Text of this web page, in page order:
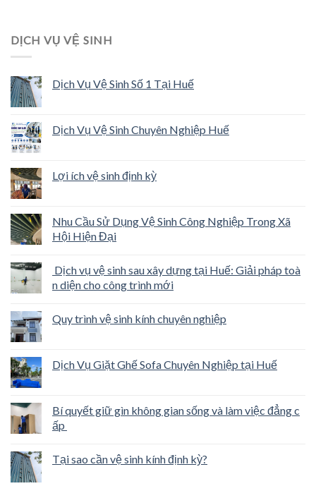
DỊCH VỤ VỆ SINH
Dịch Vụ Vệ Sinh Số 1 Tại Huế
Dịch Vụ Vệ Sinh Chuyên Nghiệp Huế
Lợi ích vệ sinh định kỳ
Nhu Cầu Sử Dụng Vệ Sinh Công Nghiệp Trong Xã
Hội Hiện Đại
Dịch vụ vệ sinh sau xây dựng tại Huế: Giải pháp toà
n diện cho công trình mới
Quy trình vệ sinh kính chuyên nghiệp
Dịch Vụ Giặt Ghế Sofa Chuyên Nghiệp tại Huế
Bí quyết giữ gìn không gian sống và làm việc đẳng c
ấp
Tại sao cần vệ sinh kính định kỳ?